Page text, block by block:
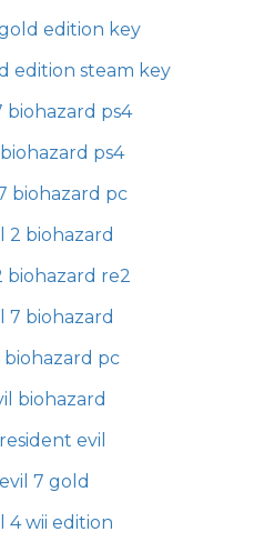
edition key
edition steam key
biohazard ps4
ps4
biohazard pc
2 biohazard
biohazard re2
7 biohazard
pc
biohazard
evil
7 gold
4 wii edition